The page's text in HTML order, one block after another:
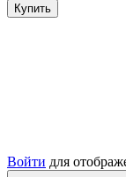
Купить
Войти для